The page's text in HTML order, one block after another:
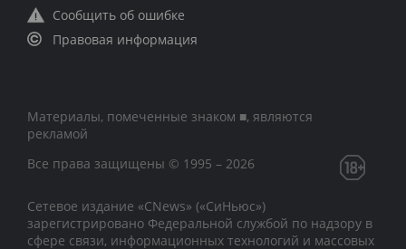
Сообщить об ошибке
Правовая информация
Материалы, помеченные знаком ■, являются
рекламой
Все права защищены © 1995 – 2026
Сетевое издание «CNews» («СиНьюс»)
зарегистрировано Федеральной службой по надзору в
сфере связи, информационных технологий и массовых